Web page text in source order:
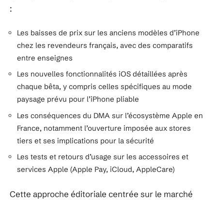
:
Les baisses de prix sur les anciens modèles d’iPhone
chez les revendeurs français, avec des comparatifs
entre enseignes
Les nouvelles fonctionnalités iOS détaillées après
chaque bêta, y compris celles spécifiques au mode
paysage prévu pour l’iPhone pliable
Les conséquences du DMA sur l’écosystème Apple en
France, notamment l’ouverture imposée aux stores
tiers et ses implications pour la sécurité
Les tests et retours d’usage sur les accessoires et
services Apple (Apple Pay, iCloud, AppleCare)
Cette approche éditoriale centrée sur le marché